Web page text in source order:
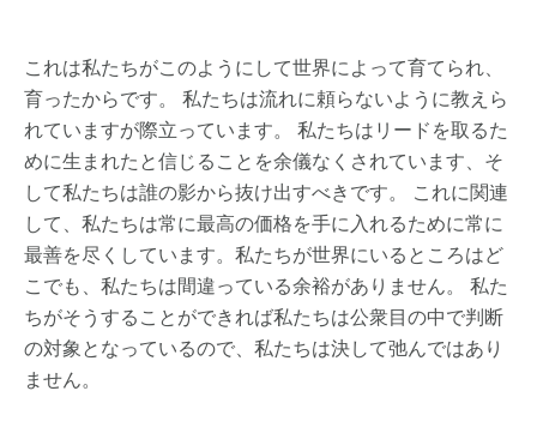
これは私たちがこのようにして世界によって育てられ、
育ったからです。 私たちは流れに頼らないように教えら
れていますが際立っています。 私たちはリードを取るた
めに生まれたと信じることを余儀なくされています、そ
して私たちは誰の影から抜け出すべきです。 これに関連
して、私たちは常に最高の価格を手に入れるために常に
最善を尽くしています。私たちが世界にいるところはど
こでも、私たちは間違っている余裕がありません。 私た
ちがそうすることができれば私たちは公衆目の中で判断
の対象となっているので、私たちは決して弛んではあり
ません。